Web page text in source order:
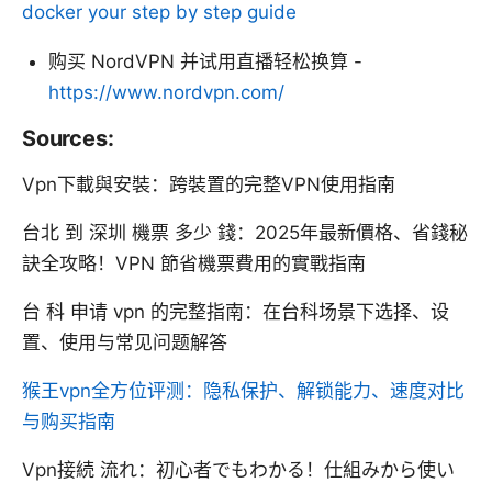
docker your step by step guide
购买 NordVPN 并试用直播轻松换算 -
https://www.nordvpn.com/
Sources:
Vpn下載與安裝：跨裝置的完整VPN使用指南
台北 到 深圳 機票 多少 錢：2025年最新價格、省錢秘
訣全攻略！VPN 節省機票費用的實戰指南
台 科 申请 vpn 的完整指南：在台科场景下选择、设
置、使用与常见问题解答
猴王vpn全方位评测：隐私保护、解锁能力、速度对比
与购买指南
Vpn接続 流れ：初心者でもわかる！仕組みから使い